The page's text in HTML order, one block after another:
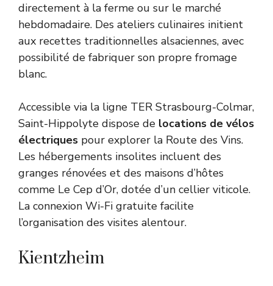
directement à la ferme ou sur le marché
hebdomadaire. Des ateliers culinaires initient
aux recettes traditionnelles alsaciennes, avec
possibilité de fabriquer son propre fromage
blanc.
Accessible via la ligne TER Strasbourg-Colmar,
Saint-Hippolyte dispose de locations de vélos
électriques pour explorer la Route des Vins.
Les hébergements insolites incluent des
granges rénovées et des maisons d’hôtes
comme Le Cep d’Or, dotée d’un cellier viticole.
La connexion Wi-Fi gratuite facilite
l’organisation des visites alentour.
Kientzheim